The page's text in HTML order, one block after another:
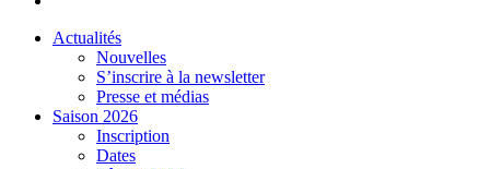
Actualités
Nouvelles
S’inscrire à la newsletter
Presse et médias
Saison 2026
Inscription
Dates